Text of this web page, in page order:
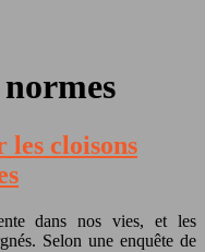
les cloisons
dans nos vies, et les
Selon une enquête de